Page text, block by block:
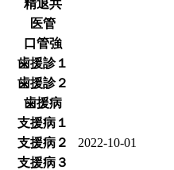
精退共
医管
口管強
歯援診１
歯援診２
歯援病
支援病１
支援病２
2022-10-01
支援病３